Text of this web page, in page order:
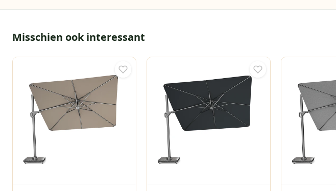
Misschien ook interessant